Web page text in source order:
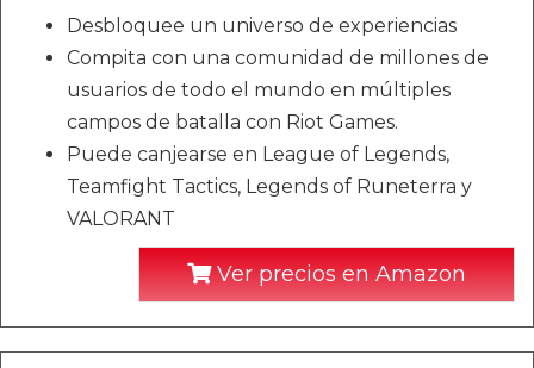
Desbloquee un universo de experiencias
Compita con una comunidad de millones de
usuarios de todo el mundo en múltiples
campos de batalla con Riot Games.
Puede canjearse en League of Legends,
Teamfight Tactics, Legends of Runeterra y
VALORANT
Ver precios en Amazon